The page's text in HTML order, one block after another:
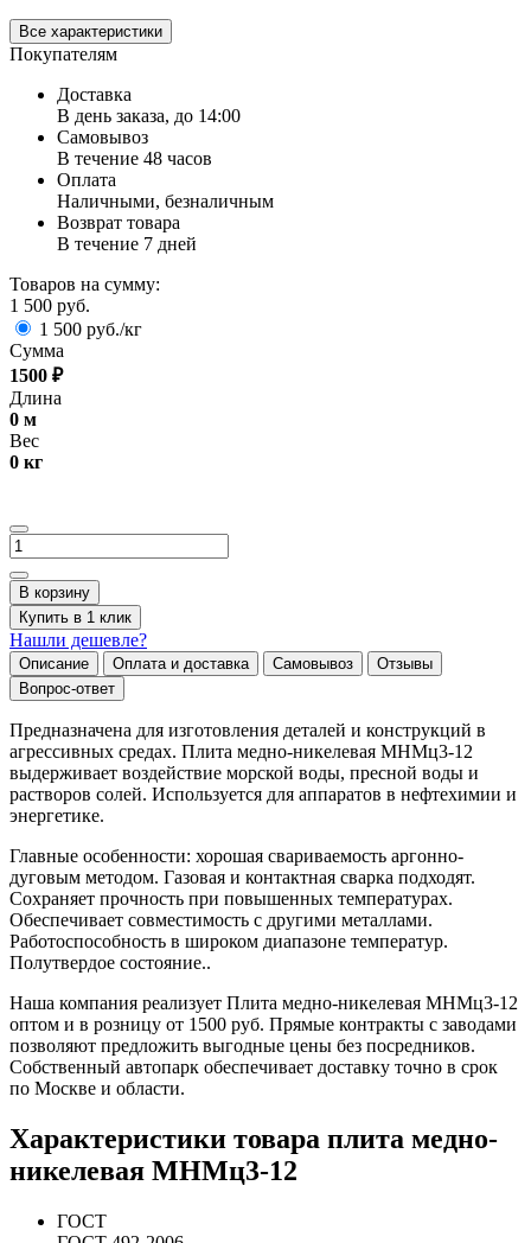
Все характеристики
Покупателям
Доставка
В день заказа, до 14:00
Самовывоз
В течение 48 часов
Оплата
Наличными, безналичным
Возврат товара
В течение 7 дней
Товаров на сумму:
1 500 руб.
1 500 руб./кг
Сумма
1500 ₽
Длина
0 м
Вес
0 кг
В корзину
Купить в 1 клик
Нашли дешевле?
Описание Оплата и доставка Самовывоз
Отзывы
Вопрос-ответ
Предназначена для изготовления деталей и конструкций в
агрессивных средах. Плита медно-никелевая МНМц3-12
выдерживает воздействие морской воды, пресной воды и
растворов солей. Используется для аппаратов в нефтехимии и
энергетике.
Главные особенности: хорошая свариваемость аргонно-
дуговым методом. Газовая и контактная сварка подходят.
Сохраняет прочность при повышенных температурах.
Обеспечивает совместимость с другими металлами.
Работоспособность в широком диапазоне температур.
Полутвердое состояние..
Наша компания реализует Плита медно-никелевая МНМц3-12
оптом и в розницу от 1500 руб. Прямые контракты с заводами
позволяют предложить выгодные цены без посредников.
Собственный автопарк обеспечивает доставку точно в срок
по Москве и области.
Характеристики товара плита медно-
никелевая МНМц3-12
ГОСТ